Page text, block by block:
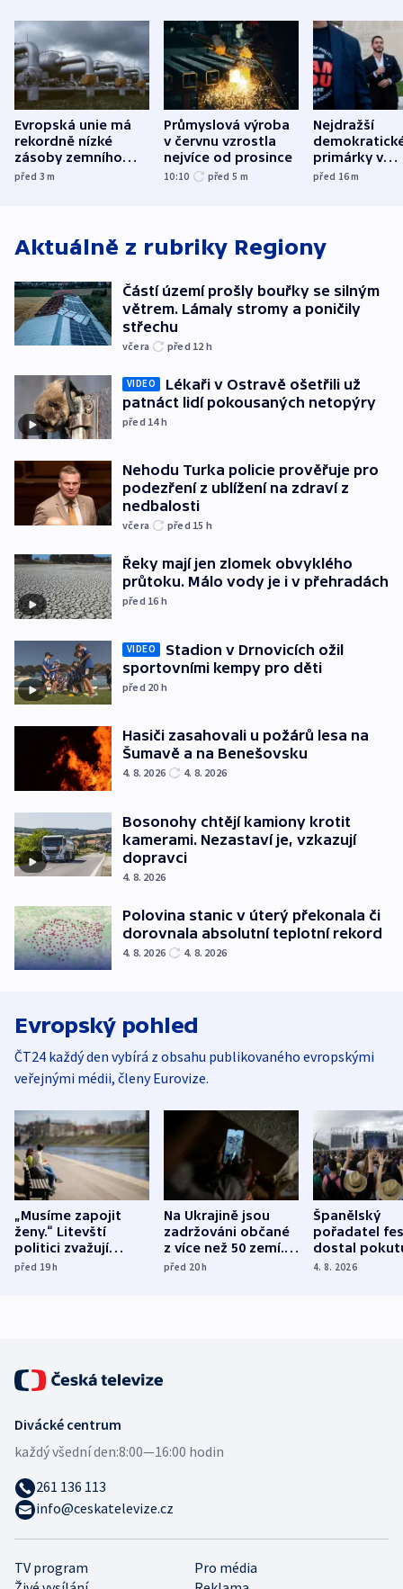
Evropská unie má
rekordně nízké
zásoby zemního
plynu
před 3m
Průmyslová výroba
v červnu vzrostla
nejvíce od prosince
10:10 před 5 m
Nejdražší
primárky v
Michiganu
před 16m
Aktuálně z rubriky Regiony
Částí území prošly bouřky se silným
větrem. Lámaly stromy a poničily
střechu
včera před 12 h
VIDEO
Lékaři v Ostravě ošetřili už
patnáct lidí pokousaných netopýry
před 14h
Nehodu Turka policie prověřuje pro
podezření z ublížení na zdraví z
nedbalosti
včera před 15 h
Řeky mají jen zlomek obvyklého
průtoku. Málo vody je i v přehradách
před 16 h
VIDEO
Stadion v Drnovicích ožil
sportovními kempy pro děti
před 20 h
Hasiči zasahovali u požárů lesa na
Šumavě a na Benešovsku
4. 8. 2026 4. 8. 2026
Bosonohy chtějí kamiony krotit
kamerami. Nezastaví je, vzkazují
dopravci
4. 8. 2026
Polovina stanic v úterý překonala či
dorovnala absolutní teplotní rekord
4. 8. 2026 4. 8. 2026
Evropský pohled
ČT24 každý den vybírá z obsahu publikovaného evropskými
veřejnými médii, členy Eurovize.
„Musíme zapojit
ženy.“ Litevští
politici zvažují
dohodu o
před 19h
Na Ukrajině jsou
zadržováni občané
z více než 50 zemí.
Bojovali na straně
před 20h
Španělský
pořadatel
dostal
nekalé
4. 8. 2026
TV program
Pro média
Divácké centrum
každý všední den:8:00—16:00 hodin
261 136 113
info@ceskatelevize.cz